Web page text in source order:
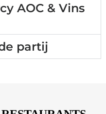
AOC & Vins
partij